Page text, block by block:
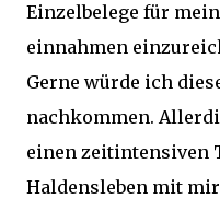
Einzelbelege für
einnahmen
Gerne würde ich
nachkommen.
einen zeitintensiven
Haldensleben mit